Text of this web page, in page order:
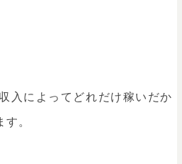
入によってどれだけ稼いだか
。